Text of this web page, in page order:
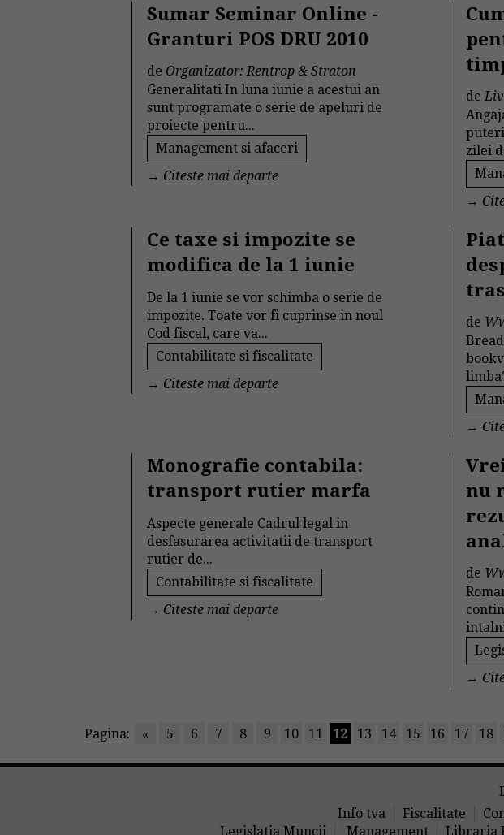
Sumar Seminar Online -
Granturi POS DRU 2010
de Organizator: Rentrop & Straton
Generalitati In luna iunie a acestui an
sunt programate o serie de apeluri de
proiecte pentru...
Management si afaceri
→ Citeste mai departe
de
zilei
→
Ce taxe si impozite se
modifica de la 1 iunie
De la 1 iunie se vor schimba o serie de
impozite. Toate vor fi cuprinse in noul
Cod fiscal, care va...
Contabilitate si fiscalitate
→ Citeste mai departe
de
→
Monografie contabila:
transport rutier marfa
Aspecte generale Cadrul legal in
desfasurarea activitatii de transport
rutier de...
Contabilitate si fiscalitate
→ Citeste mai departe
nu
de
→
Pagina: « 5 6 7 8 9 10 11 12 13 14 15 16 17 18
Info tva
Fiscalitate
Legislatia Muncii
Management Libraria